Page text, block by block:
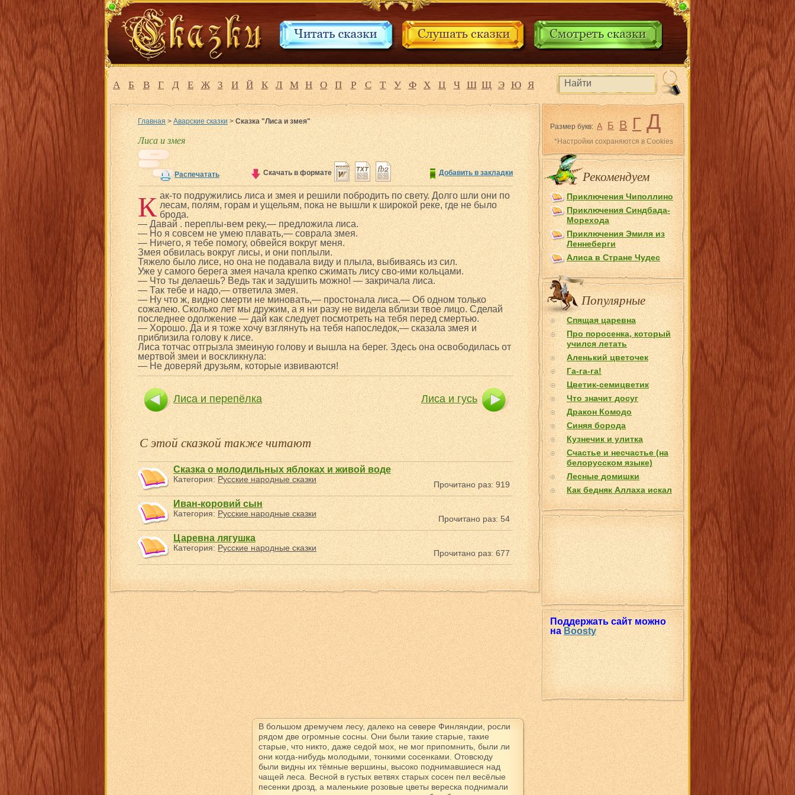
А Б В Г Д Е Ж З И Й К Л М Н О П Р С Т У Ф Х Ц Ч Ш Щ Э Ю Я
Размер букв: А Б В Г Д
*Настройки сохраняются в Cookies
Рекомендуем
Приключения Чиполлино
Приключения Синдбада-
Морехода
Приключения Эмиля из
Лeннеберги
Алиса в Стране Чудес
Популярные
Спящая царевна
Про поросенка, который
учился летать
Аленький цветочек
Га-га-га!
Цветик-семицветик
Что значит досуг
Дракон Комодо
Синяя борода
Кузнечик и улитка
Счастье и несчастье (на
белорусском языке)
Лесные домишки
Как бедняк Аллаха искал
Поддержать сайт можно
наBoosty
Главная >Аварские сказки>Сказка "Лиса и змея"
Лиса и змея
Распечатать Добавить в закладки
Скачать в формате
К ак-то подружились лиса и змея и решили побродить по свету. Долго шли они по
лесам, полям, горам и ущельям, пока не вышли к широкой реке, где не было
брода.
— Давай . переплы-вем реку,— предложила лиса.
— Но я совсем не умею плавать,— соврала змея.
— Ничего, я тебе помогу, обвейся вокруг меня.
Змея обвилась вокруг лисы, и они поплыли.
Тяжело было лисе, но она не подавала виду и плыла, выбиваясь из сил.
Уже у самого берега змея начала крепко сжимать лису сво-ими кольцами.
— Что ты делаешь? Ведь так и задушить можно! — закричала лиса.
— Так тебе и надо,— ответила змея.
— Ну что ж, видно смерти не миновать,— простонала лиса.— Об одном только
сожалею. Сколько лет мы дружим, а я ни разу не видела вблизи твое лицо. Сделай
последнее одолжение — дай как следует посмотреть на тебя перед смертью.
— Хорошо. Да и я тоже хочу взглянуть на тебя напоследок,— сказала змея и
приблизила голову к лисе.
Лиса тотчас отгрызла змеиную голову и вышла на берег. Здесь она освободилась от
мертвой змеи и воскликнула:
— Не доверяй друзьям, которые извиваются!
Лиса и перепёлка Лиса и гусь
С этой сказкой также читают
Сказка о молодильных яблоках и живой воде
Категория:Русские народные сказки
Прочитано раз: 919
Иван-коровий сын
Категория:Русские народные сказки
Прочитано раз: 54
Царевна лягушка
Категория:Русские народные сказки
Прочитано раз: 677
В большом дремучем лесу, далеко на севере Финляндии, росли
рядом две огромные сосны. Они были такие старые, такие
старые, что никто, даже седой мох, не мог припомнить, были ли
они когда-нибудь молодыми, тонкими сосенками. Отовсюду
были видны их тёмные вершины, высоко поднимавшиеся над
чащей леса. Весной в густых ветвях старых сосен пел весёлые
песенки дрозд, а маленькие розовые цветы вереска поднимали